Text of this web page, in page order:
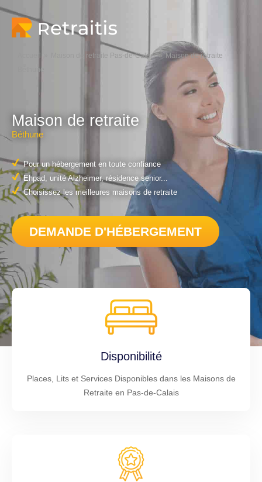
Maison de retraite Pas-de-Calais
Maison de retraite
Béthune
Maison de retraite
Béthune
Pour un hébergement en toute confiance
Ehpad, unité Alzheimer, résidence senior...
Choisissez les meilleures maisons de retraite
DEMANDE D'HÉBERGEMENT
Disponibilité
Places, Lits et Services Disponibles dans les Maisons de
Retraite en Pas-de-Calais